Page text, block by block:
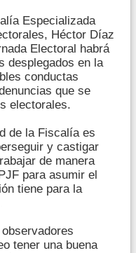
Especializada
Héctor Díaz
Electoral habrá
desplegados en la
conductas
que se
electorales.
de la Fiscalía es
y castigar
de manera
para asumir el
tiene para la
tener una buena